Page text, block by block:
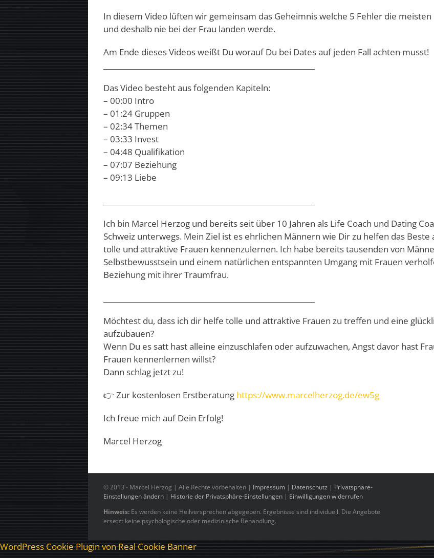
In diesem Video lüften wir gemeinsam das Geheimnis welche 5 Fehler die
und deshalb nie bei der Frau landen werde.
Am Ende dieses Videos weißt Du worauf Du bei Dates auf jeden Fall achten musst!
Das Video besteht aus folgenden Kapiteln:
– 00:00 Intro
– 01:24 Gruppen
– 02:34 Themen
– 03:33 Invest
– 04:48 Qualifikation
– 07:07 Beziehung
– 09:13 Liebe
Ich bin Marcel Herzog und bereits seit über 10 Jahren als Life Coach und Dating
Schweiz unterwegs. Mein Ziel ist es ehrlichen Männern wie Dir zu helfen das
tolle und attraktive Frauen kennenzulernen. Ich habe bereits tausenden von
Selbstbewusstsein und einem natürlichen entspannten Umgang mit Frauen
Beziehung mit ihrer Traumfrau.
Möchtest du, dass ich dir helfe tolle und attraktive Frauen zu treffen und eine
aufzubauen?
Wenn Du es satt hast alleine einzuschlafen oder aufzuwachen, Angst davor hast
Frauen kennenlernen willst?
Dann schlag jetzt zu!
👉 Zur kostenlosen Erstberatung https://www.marcelherzog.de/ew5g
Ich freue mich auf Dein Erfolg!
Marcel Herzog
© 2013 - Marcel Herzog | Alle Rechte vorbehalten | Impressum | Datenschutz | Privatsphäre-
Einstellungen ändern | Historie der Privatsphäre-Einstellungen | Einwilligungen widerrufen
Hinweis: Es werden keine Heilversprechen abgegeben. Ergebnisse sind individuell. Die Angebote
ersetzt keine psychologische oder medizinische Behandlung.
WordPress Cookie Plugin von Real Cookie Banner